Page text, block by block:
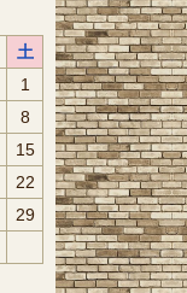
土
1
8
15
22
29